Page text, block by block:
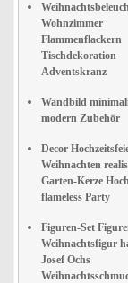
Wohnzimmer
Flammenflackern
Tischdekoration
Adventskranz
Wandbild
modern Zubehör
Decor
Weihnachten
Garten-Kerze
flameless Party
Figuren-Set
Weihnachtsfigur
Josef Ochs